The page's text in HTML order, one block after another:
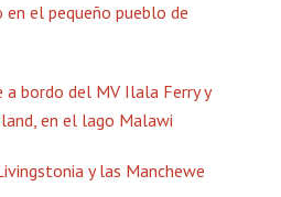
el pequeño pueblo de
a bordo del MV Ilala Ferry y
en el lago Malawi
y las Manchewe